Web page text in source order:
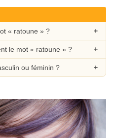
« ratoune » ?
le mot « ratoune » ?
ou féminin ?